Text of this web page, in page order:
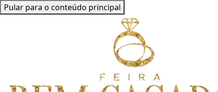
Pular para o conteúdo principal